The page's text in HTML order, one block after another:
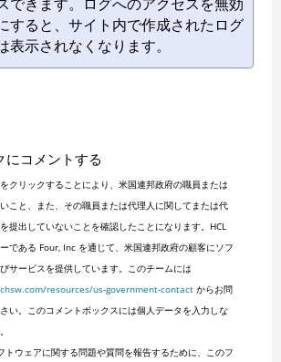
すると、サイト内で作成されたログ
表示されなくなります。
にコメントする
クリックすることにより、米国連邦政府の職員または
こと、また、その職員または代理人に関してまたは代
提出していないことを確認したことになります。HCL
である Four, Inc を通じて、米国連邦政府の顧客にソフ
サービスを提供しています。このチームには
resources/us-government-contactからお問
い。このコメントボックスには個人データを入力しな
トウェアに関する問題や質問を報告するために、このフ